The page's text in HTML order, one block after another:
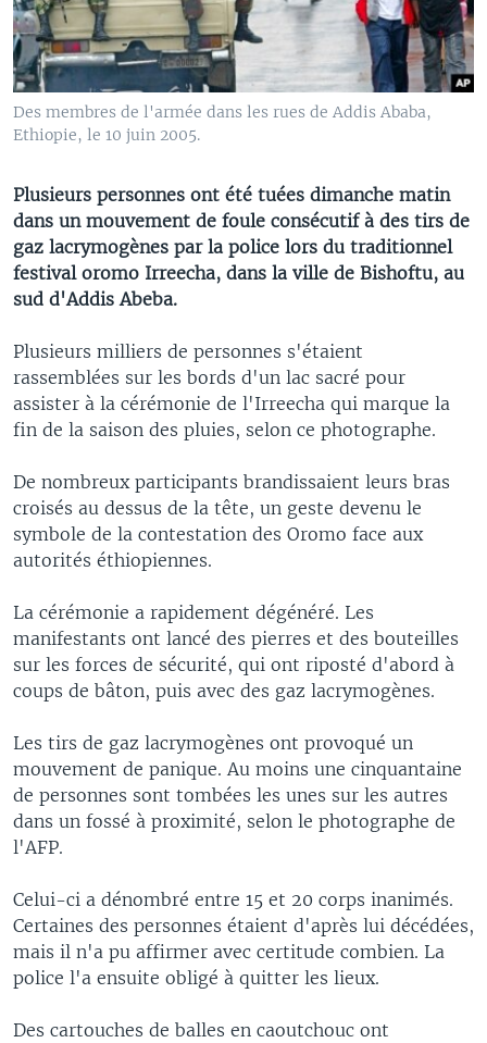
Des membres de l'armée dans les rues de Addis Ababa,
Ethiopie, le 10 juin 2005.
Plusieurs personnes ont été tuées dimanche matin
dans un mouvement de foule consécutif à des tirs de
gaz lacrymogènes par la police lors du traditionnel
festival oromo Irreecha, dans la ville de Bishoftu, au
sud d'Addis Abeba.
Plusieurs milliers de personnes s'étaient
rassemblées sur les bords d'un lac sacré pour
assister à la cérémonie de l'Irreecha qui marque la
fin de la saison des pluies, selon ce photographe.
De nombreux participants brandissaient leurs bras
croisés au dessus de la tête, un geste devenu le
symbole de la contestation des Oromo face aux
autorités éthiopiennes.
La cérémonie a rapidement dégénéré. Les
manifestants ont lancé des pierres et des bouteilles
sur les forces de sécurité, qui ont riposté d'abord à
coups de bâton, puis avec des gaz lacrymogènes.
Les tirs de gaz lacrymogènes ont provoqué un
mouvement de panique. Au moins une cinquantaine
de personnes sont tombées les unes sur les autres
dans un fossé à proximité, selon le photographe de
l'AFP.
Celui-ci a dénombré entre 15 et 20 corps inanimés.
Certaines des personnes étaient d'après lui décédées,
mais il n'a pu affirmer avec certitude combien. La
police l'a ensuite obligé à quitter les lieux.
Des cartouches de balles en caoutchouc ont